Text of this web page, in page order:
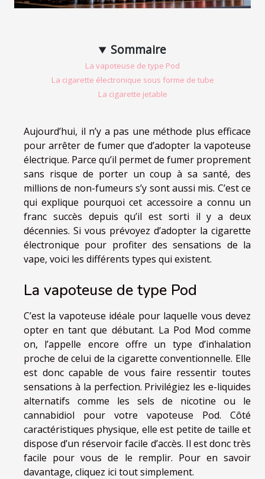
Sommaire
La vapoteuse de type Pod
La cigarette électronique sous forme de tube
La cigarette jetable
Aujourd’hui, il n’y a pas une méthode plus efficace
pour arrêter de fumer que d’adopter la vapoteuse
électrique. Parce qu’il permet de fumer proprement
sans risque de porter un coup à sa santé, des
millions de non-fumeurs s’y sont aussi mis. C’est ce
qui explique pourquoi cet accessoire a connu un
franc succès depuis qu’il est sorti il y a deux
décennies. Si vous prévoyez d’adopter la cigarette
électronique pour profiter des sensations de la
vape, voici les différents types qui existent.
La vapoteuse de type Pod
C’est la vapoteuse idéale pour laquelle vous devez
opter en tant que débutant. La Pod Mod comme
on, l’appelle encore offre un type d’inhalation
proche de celui de la cigarette conventionnelle. Elle
est donc capable de vous faire ressentir toutes
sensations à la perfection. Privilégiez les e-liquides
alternatifs comme les sels de nicotine ou le
cannabidiol pour votre vapoteuse Pod. Côté
caractéristiques physique, elle est petite de taille et
dispose d’un réservoir facile d’accès. Il est donc très
facile pour vous de le remplir. Pour en savoir
davantage, cliquez ici tout simplement.